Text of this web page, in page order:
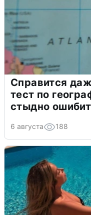
Справится
тест по
стыдно
6 августа 188